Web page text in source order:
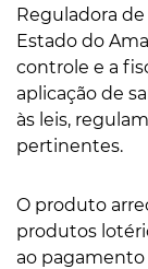
Reguladora
Estado do
controle e a
aplicação de
às leis,
pertinentes.
O produto
produtos
ao